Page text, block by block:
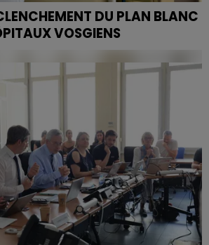
DU PLAN BLANC
VOSGIENS
en vigilance rouge canicule